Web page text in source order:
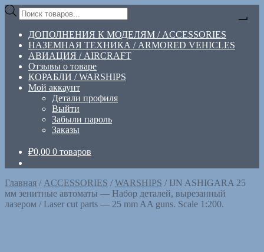
Перейти
навигации
Перейти
содержимому
Поиск
товаров
ДОПОЛНЕНИЯ К МОДЕЛЯМ / ACCESSORIES
НАЗЕМНАЯ ТЕХНИКА / ARMORED VEHICLES
АВИАЦИЯ / AIRCRAFT
Отзывы о товаре
КОРАБЛИ / WARSHIPS
Мой аккаунт
Детали профиля
Выйти
Забыли пароль
Заказы
₽0,00 0 товаров
Главная / ACCESSORIES /WARSHIPS / IJN ASHIGARA 25
мм зенитные автоматы — Набор деталей, вырезанный
лазером / Laser cut parts — 25 mm AA guns. Scale 1:200.